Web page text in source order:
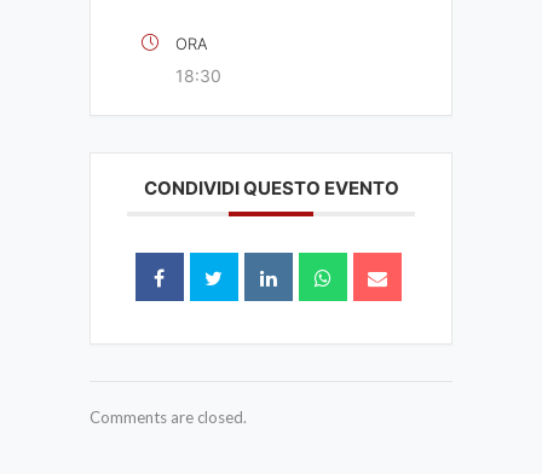
ORA
18:30
CONDIVIDI QUESTO EVENTO
Comments are closed.